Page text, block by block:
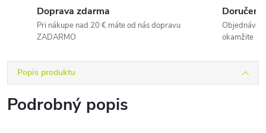
Doprava zdarma
Pri nákupe nad 20 € máte od nás dopravu
ZADARMO
okamžite
Popis produktu
Podrobný popis